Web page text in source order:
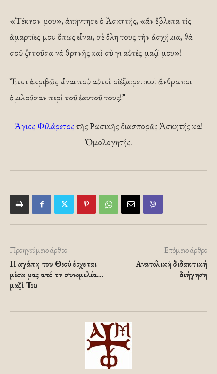
«Τέκνον μου», ἀπήντησε ὁ Ἀσκητής, «ἄν ἔβλεπα τὶς
ἁμαρτίες μου ὅπως εἶναι, σὲ ὅλη τους τὴν ἀσχήμια, θὰ
σοῦ ζητοῦσα νὰ θρηνῆς καὶ σὺ γι αὐτὲς μαζί μου»!
Ἔτσι ἀκριβῶς εἶναι ποὺ αὐτοὶ οἱ ἐξαιρετικοὶ ἄνθρωποι
ὁμιλοῦσαν περὶ τοῦ ἑαυτοῦ τους!”
Άγιος Φιλάρετοςτῆς Ρωσικῆς διασπορᾶς Ἀσκητής καί
Ὁμολογητής.
Προηγούμενο άρθρο
Η αγάπη του Θεού έρχεται
μέσα μας από τη συνομιλία…
μαζί Του
Επόμενο άρθρο
Ανατολική διδακτική
διήγηση